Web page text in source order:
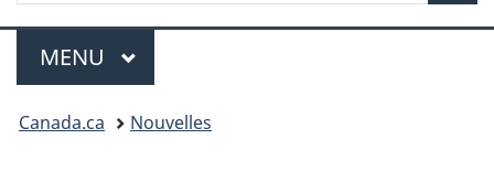
Menu
MENU PRINCIPAL
Vous
Canada.ca Nouvelles